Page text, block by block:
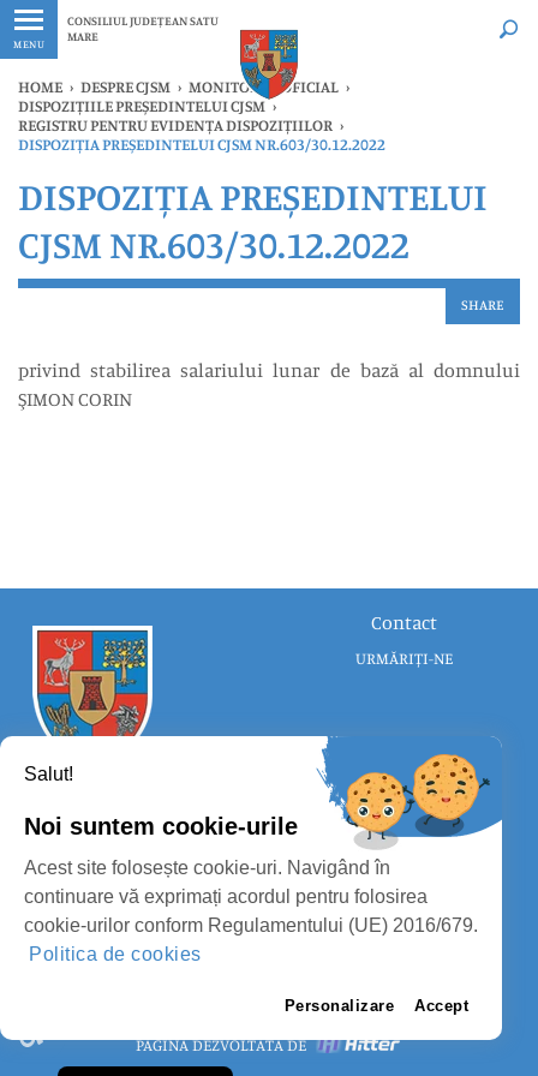
MENU
CONSILIUL JUDEȚEAN SATU
MARE
Ultimele
HOME › DESPRE CJSM › MONITORUL OFICIAL ›
DISPOZIȚIILE PREȘEDINTELUI CJSM ›
REGISTRU PENTRU EVIDENȚA DISPOZIȚIILOR ›
DISPOZIȚIA PREȘEDINTELUI CJSM NR.603/30.12.2022
DISPOZIȚIA PREȘEDINTELUI
CJSM NR.603/30.12.2022
SHARE
privind stabilirea salariului lunar de bază al domnului
ŞIMON CORIN
PROTECȚIA DATELOR PERSONALE
MASS-MEDIA
PAGINĂ DEZVOLTATĂ DE
CONSILIUL JUDEȚEAN SATU MARE
Contact
URMĂRIȚI-NE
Salut!
Noi suntem cookie-urile
Acest site folosește cookie-uri. Navigând în
continuare vă exprimați acordul pentru folosirea
cookie-urilor conform Regulamentului (UE) 2016/679.
Politica de cookies
Personalizare Accept